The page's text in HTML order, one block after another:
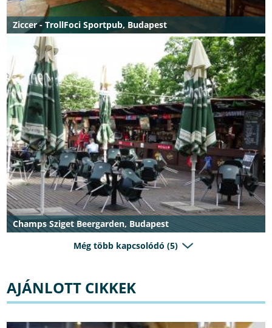
Ziccer - TrollFoci Sportpub, Budapest
Champs Sziget Beergarden, Budapest
Még több kapcsolódó (5)
AJÁNLOTT CIKKEK